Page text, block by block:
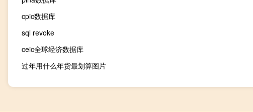
cpic数据库
sql revoke
ceic全球经济数据库
过年用什么年货最划算图片